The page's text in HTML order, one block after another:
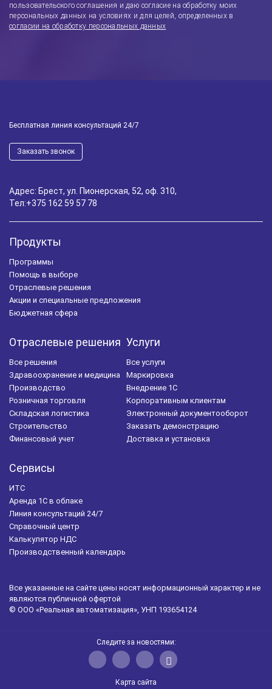
пользовательского соглашения и даю согласие на обработку моих
персональных данных на условиях и для целей, определенных в
согласии на обработку персональных данных
Бесплатная линия консультаций 24/7
Заказать звонок
Адрес: Брест, ул. Пионерская, 52, оф. 310,
Тел:+375 162 59 57 78
Продукты
Программы
Помощь в выборе
Отраслевые решения
Акции и специальные предложения
Бюджетная сфера
Отраслевые решения
Все решения
Здравоохранение и медицина
Производство
Розничная торговля
Складская логистика
Строительство
Финансовый учет
Услуги
Все услуги
Маркировка
Внедрение 1С
Корпоративным клиентам
Электронный документооборот
Заказать демонстрацию
Доставка и установка
Сервисы
ИТС
Аренда 1С в облаке
Линия консультаций 24/7
Справочный центр
Калькулятор НДС
Производственный календарь
Все указанные на сайте цены носят информационный характер и не
являются публичной офертой
© ООО «Реальная автоматизация», УНП 193654124
Следите за новостями:
Карта сайта